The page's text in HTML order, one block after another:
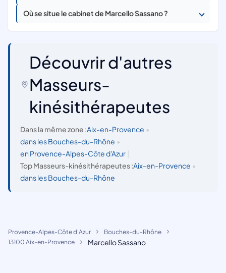
Où se situe le cabinet de Marcello Sassano ?
Découvrir d'autres
Masseurs-
kinésithérapeutes
Dans la même zone :Aix-en-Provence •
dans les Bouches-du-Rhône •
en Provence-Alpes-Côte d'Azur
Top Masseurs-kinésithérapeutes :Aix-en-Provence •
dans les Bouches-du-Rhône
Provence-Alpes-Côte d'Azur
Bouches-du-Rhône
13100 Aix-en-Provence
Marcello Sassano